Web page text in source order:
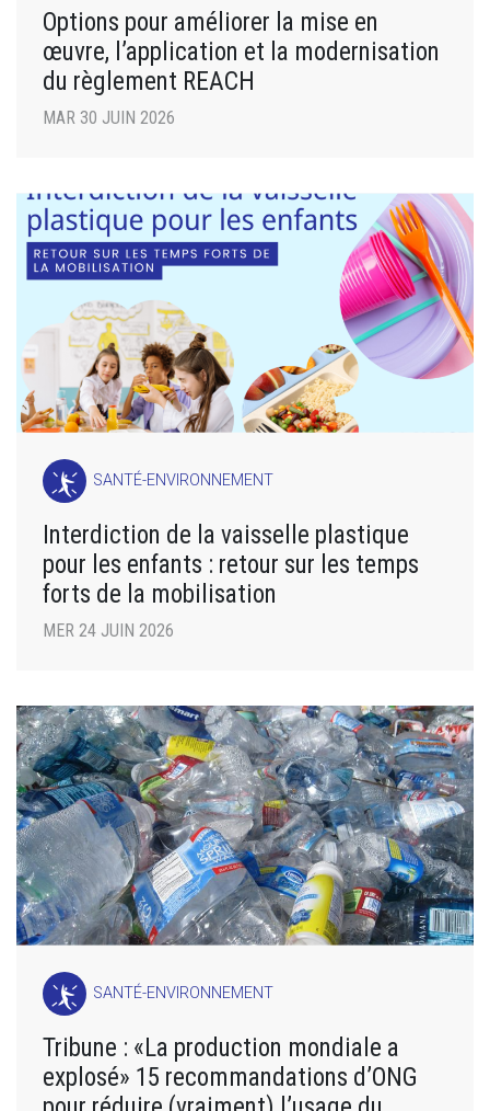
Options pour améliorer la mise en
œuvre, l’application et la modernisation
du règlement REACH
MAR 30 JUIN 2026
SANTÉ-ENVIRONNEMENT
Interdiction de la vaisselle plastique
pour les enfants : retour sur les temps
forts de la mobilisation
MER 24 JUIN 2026
SANTÉ-ENVIRONNEMENT
Tribune : «La production mondiale a
explosé» 15 recommandations d’ONG